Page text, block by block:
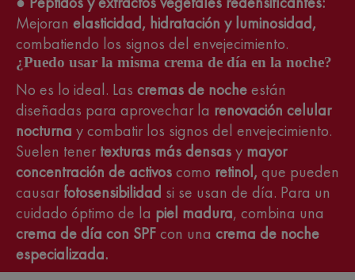
Mejoran elasticidad, hidratación y luminosidad,
combatiendo los signos del envejecimiento.
¿Puedo usar la misma crema de día en la noche?
No es lo ideal. Las cremas de nocheestán
diseñadas para aprovechar la renovación celular
nocturna y combatir los signos del envejecimiento.
Suelen tener texturas más densasy mayor
concentración de activoscomo retinol, que pueden
causar fotosensibilidad si se usan de día. Para un
cuidado óptimo de la piel madura, combina una
crema de día con SPFcon una crema de noche
especializada.